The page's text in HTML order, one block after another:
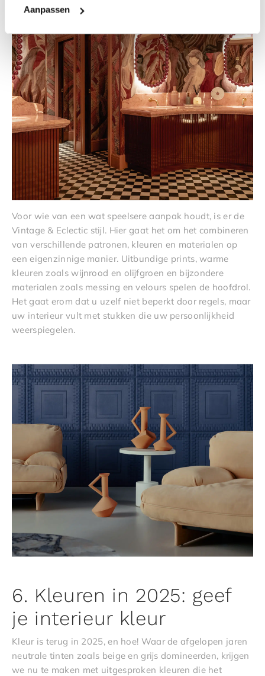
Aanpassen
Voor wie van een wat speelsere aanpak houdt, is er de
Vintage & Eclectic stijl. Hier gaat het om het combineren
van verschillende patronen, kleuren en materialen op
een eigenzinnige manier. Uitbundige prints, warme
kleuren zoals wijnrood en olijfgroen en bijzondere
materialen zoals messing en velours spelen de hoofdrol.
Het gaat erom dat u uzelf niet beperkt door regels, maar
uw interieur vult met stukken die uw persoonlijkheid
weerspiegelen.
6. Kleuren in 2025: geef
je interieur kleur
Kleur is terug in 2025, en hoe! Waar de afgelopen jaren
neutrale tinten zoals beige en grijs domineerden, krijgen
we nu te maken met uitgesproken kleuren die het